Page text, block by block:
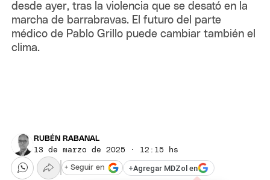
desde ayer, tras la violencia que se desató en la
marcha de barrabravas. El futuro del parte
médico de Pablo Grillo puede cambiar también el
clima.
RUBÉN RABANAL
13 de marzo de 2025 · 12:15 hs
+Agregar MDZol en
+ Seguir en